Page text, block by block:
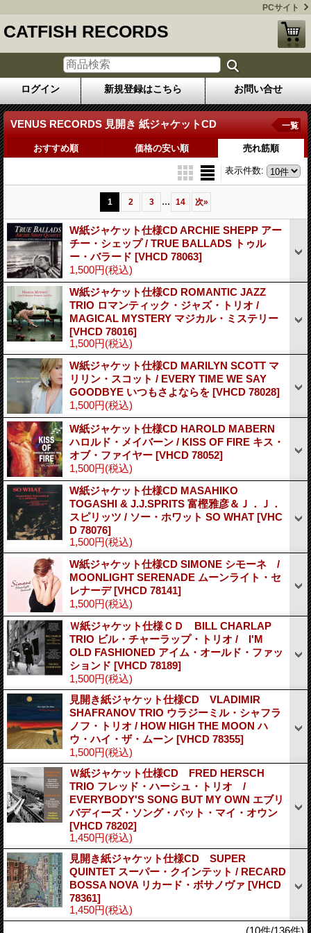
PCサイト
CATFISH RECORDS
ログイン 新規登録はこちら お問い合せ
VENUS RECORDS 見開き 紙ジャケットCD 一覧
おすすめ順 価格の安い順 売れ筋順
表示件数:
1 2 3 ... 14 次»
W紙ジャケット仕様CD ARCHIE SHEPP アー
チー・シェップ / TRUE BALLADS トゥル
ー・バラード [VHCD 78063]
1,500円(税込)
W紙ジャケット仕様CD ROMANTIC JAZZ
TRIO ロマンティック・ジャズ・トリオ /
MAGICAL MYSTERY マジカル・ミステリー
[VHCD 78016]
1,500円(税込)
W紙ジャケット仕様CD MARILYN SCOTT マ
リリン・スコット / EVERY TIME WE SAY
GOODBYE いつもさよならを [VHCD 78028]
1,500円(税込)
W紙ジャケット仕様CD HAROLD MABERN
ハロルド・メイバーン / KISS OF FIRE キス・
オブ・ファイヤー [VHCD 78052]
1,500円(税込)
W紙ジャケット仕様CD MASAHIKO
TOGASHI & J.J.SPRITS 富樫雅彦＆Ｊ．Ｊ．
スピリッツ / ソー・ホワット SO WHAT [VHC
D 78076]
1,500円(税込)
W紙ジャケット仕様CD SIMONE シモーネ /
MOONLIGHT SERENADE ムーンライト・セ
レナーデ[VHCD 78141]
1,500円(税込)
Ｗ紙ジャケット仕様ＣＤ BILL CHARLAP
TRIO ビル・チャーラップ・トリオ / I'M
OLD FASHIONED アイム・オールド・ファッ
ションド [VHCD 78189]
1,500円(税込)
見開き紙ジャケット仕様CD VLADIMIR
SHAFRANOV TRIO ウラジーミル・シャフラ
ノフ・トリオ / HOW HIGH THE MOON ハ
ウ・ハイ・ザ・ムーン [VHCD 78355]
1,500円(税込)
Ｗ紙ジャケット仕様CD FRED HERSCH
TRIO フレッド・ハーシュ・トリオ /
EVERYBODY'S SONG BUT MY OWN エブリ
バディーズ・ソング・バット・マイ・オウン
[VHCD 78202]
1,450円(税込)
見開き紙ジャケット仕様CD SUPER
QUINTET スーパー・クインテット / RECARD
BOSSA NOVA リカード・ボサノヴァ [VHCD
78361]
1,450円(税込)
(10件/136件)